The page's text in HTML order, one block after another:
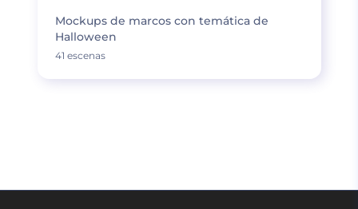
Mockups de marcos con temática de
Halloween
41 escenas